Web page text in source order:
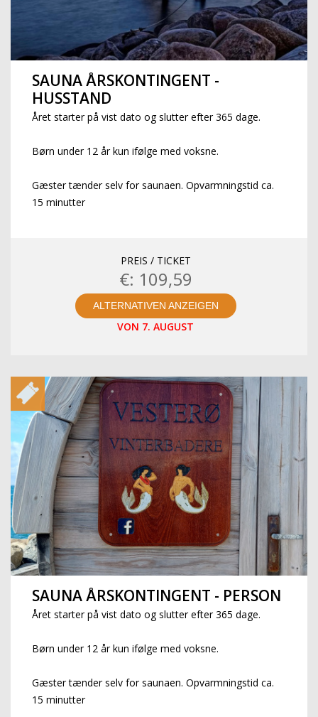
SAUNA ÅRSKONTINGENT -
HUSSTAND
Året starter på vist dato og slutter efter 365 dage.
Børn under 12 år kun ifølge med voksne.
Gæster tænder selv for saunaen. Opvarmningstid ca.
15 minutter
PREIS / TICKET
€: 109,59
ALTERNATIVEN ANZEIGEN
VON 7. AUGUST
SAUNA ÅRSKONTINGENT - PERSON
Året starter på vist dato og slutter efter 365 dage.
Børn under 12 år kun ifølge med voksne.
Gæster tænder selv for saunaen. Opvarmningstid ca.
15 minutter